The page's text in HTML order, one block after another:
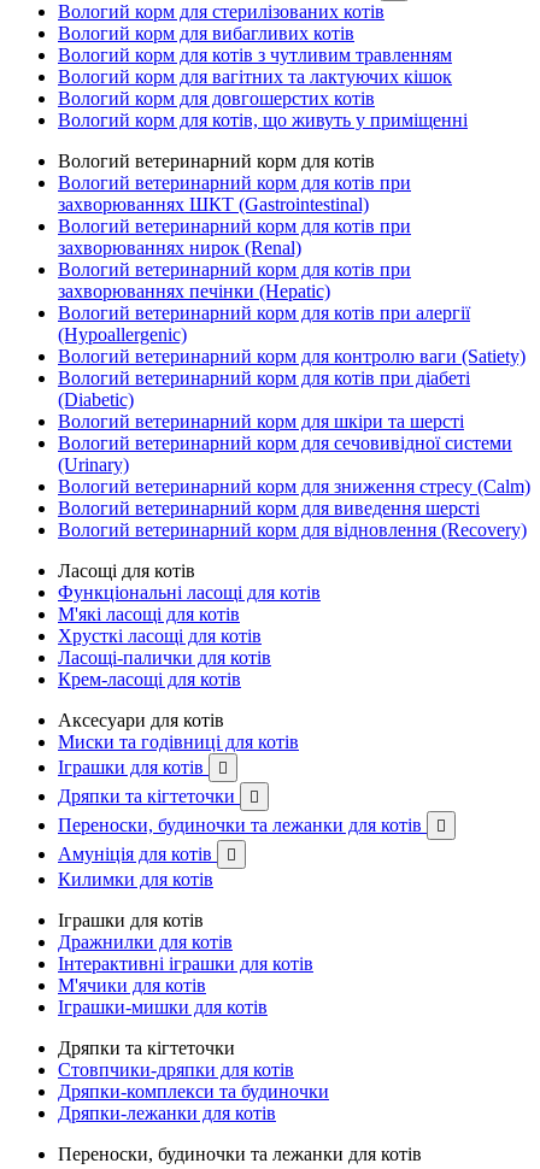
Вологий корм для стерилізованих котів
Вологий корм для вибагливих котів
Вологий корм для котів з чутливим травленням
Вологий корм для вагітних та лактуючих кішок
Вологий корм для довгошерстих котів
Вологий корм для котів, що живуть у приміщенні
Вологий ветеринарний корм для котів
Вологий ветеринарний корм для котів при
захворюваннях ШКТ (Gastrointestinal)
Вологий ветеринарний корм для котів при
захворюваннях нирок (Renal)
Вологий ветеринарний корм для котів при
захворюваннях печінки (Hepatic)
Вологий ветеринарний корм для котів при алергії
(Hypoallergenic)
Вологий ветеринарний корм для контролю ваги (Satiety)
Вологий ветеринарний корм для котів при діабеті
(Diabetic)
Вологий ветеринарний корм для шкіри та шерсті
Вологий ветеринарний корм для сечовивідної системи
(Urinary)
Вологий ветеринарний корм для зниження стресу (Calm)
Вологий ветеринарний корм для виведення шерсті
Вологий ветеринарний корм для відновлення (Recovery)
Ласощі для котів
Функціональні ласощі для котів
М'які ласощі для котів
Хрусткі ласощі для котів
Ласощі-палички для котів
Крем-ласощі для котів
Аксесуари для котів
Миски та годівниці для котів
Іграшки для котів

Дряпки та кігтеточки 
Переноски, будиночки та лежанки для котів 
Амуніція для котів 
Килимки для котів
Іграшки для котів
Дражнилки для котів
Інтерактивні іграшки для котів
М'ячики для котів
Іграшки-мишки для котів
Дряпки та кігтеточки
Стовпчики-дряпки для котів
Дряпки-комплекси та будиночки
Дряпки-лежанки для котів
Переноски, будиночки та лежанки для котів